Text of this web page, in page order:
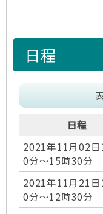
日程
日程
2021年11月02日
0分～15時30分
2021年11月21日
0分～12時30分